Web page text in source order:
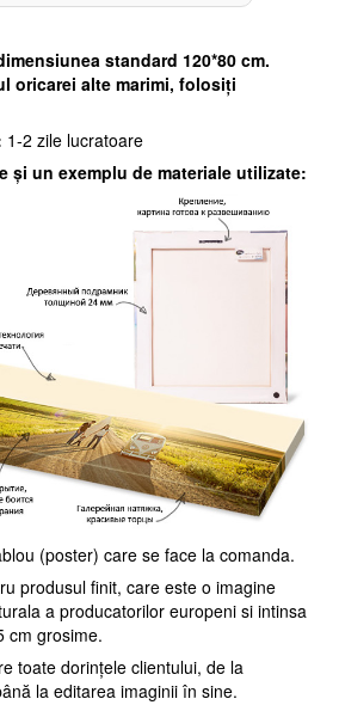
standard 120*80 cm.
oricarei alte marimi, folosiți
1-2 zile lucratoare
și un exemplu de materiale utilizate:
(poster) care se face la comanda.
produsul finit, care este o imagine
a producatorilor europeni si intinsa
cm grosime.
toate dorințele clientului, de la
la editarea imaginii în sine.